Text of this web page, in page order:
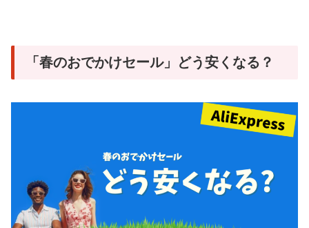
「春のおでかけセール」どう安くなる？